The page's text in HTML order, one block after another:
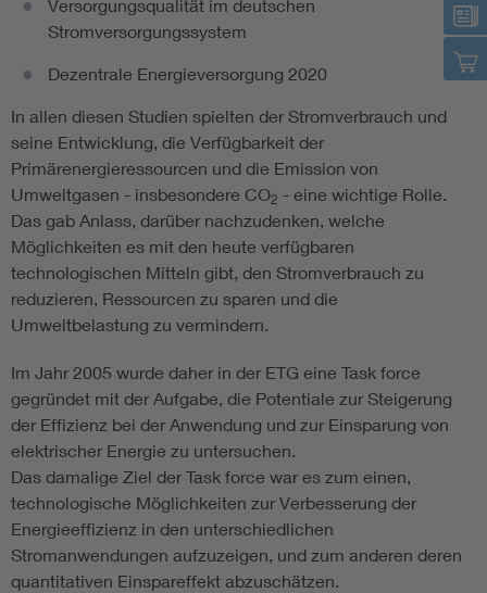
Versorgungsqualität im deutschen
Stromversorgungssystem
Dezentrale Energieversorgung 2020
In allen diesen Studien spielten der Stromverbrauch und
seine Entwicklung, die Verfügbarkeit der
Primärenergieressourcen und die Emission von
Umweltgasen - insbesondere CO2 - eine wichtige Rolle.
Das gab Anlass, darüber nachzudenken, welche
Möglichkeiten es mit den heute verfügbaren
technologischen Mitteln gibt, den Stromverbrauch zu
reduzieren, Ressourcen zu sparen und die
Umweltbelastung zu vermindern.
Im Jahr 2005 wurde daher in der ETG eine Task force
gegründet mit der Aufgabe, die Potentiale zur Steigerung
der Effizienz bei der Anwendung und zur Einsparung von
elektrischer Energie zu untersuchen.
Das damalige Ziel der Task force war es zum einen,
technologische Möglichkeiten zur Verbesserung der
Energieeffizienz in den unterschiedlichen
Stromanwendungen aufzuzeigen, und zum anderen deren
quantitativen Einspareffekt abzuschätzen.